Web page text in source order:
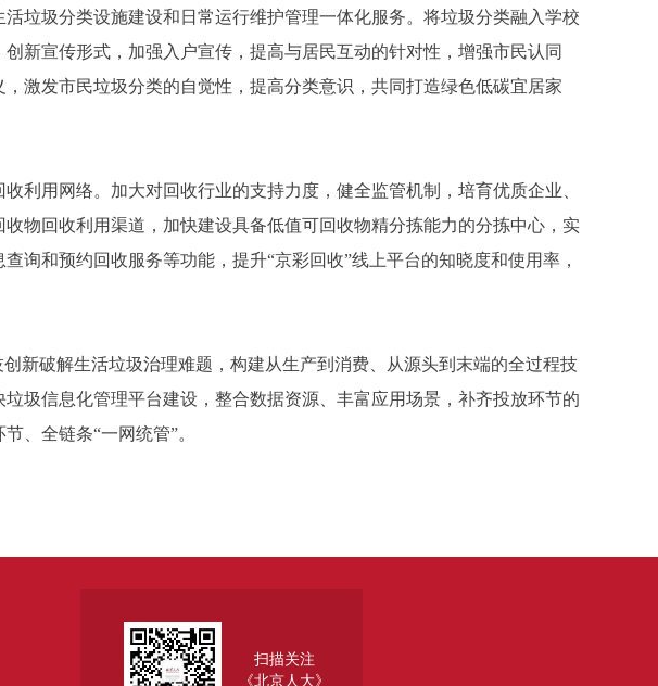
垃圾分类设施建设和日常运行维护管理一体化服务。将垃圾分类融入学校
新宣传形式，加强入户宣传，提高与居民互动的针对性，增强市民认同
激发市民垃圾分类的自觉性，提高分类意识，共同打造绿色低碳宜居家
用网络。加大对回收行业的支持力度，健全监管机制，培育优质企业、
物回收利用渠道，加快建设具备低值可回收物精分拣能力的分拣中心，实
询和预约回收服务等功能，提升“京彩回收”线上平台的知晓度和使用率，
破解生活垃圾治理难题，构建从生产到消费、从源头到末端的全过程技
圾信息化管理平台建设，整合数据资源、丰富应用场景，补齐投放环节的
、全链条“一网统管”。
扫描关注
《北京人大》